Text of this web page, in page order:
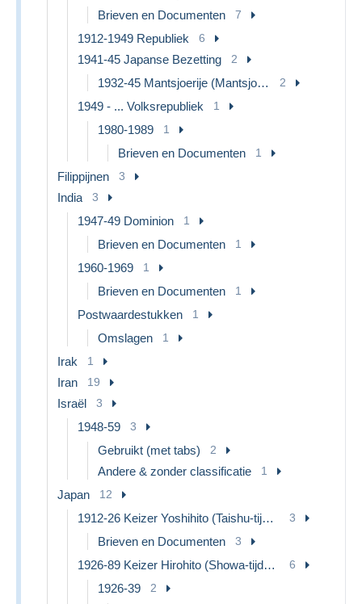
Brieven en Documenten 7
1912-1949 Republiek 6
1941-45 Japanse Bezetting 2
1932-45 Mantsjoerije (Mantsjoekwo) 2
1949 - ... Volksrepubliek 1
1980-1989 1
Brieven en Documenten 1
Filippijnen 3
India 3
1947-49 Dominion 1
Brieven en Documenten 1
1960-1969 1
Brieven en Documenten 1
Postwaardestukken 1
Omslagen 1
Irak 1
Iran 19
Israël 3
1948-59 3
Gebruikt (met tabs) 2
Andere & zonder classificatie 1
Japan 12
1912-26 Keizer Yoshihito (Taishu-tijdperk) 3
Brieven en Documenten 3
1926-89 Keizer Hirohito (Showa-tijdperk) 6
1926-39 2